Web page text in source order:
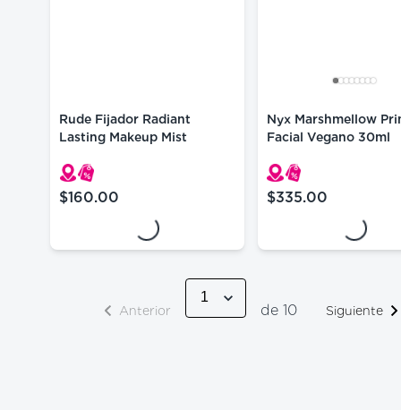
Rude Fijador Radiant
Lasting Makeup Mist
$160.00
precio actual $160.00
Loading...
Nyx Marshmellow
Facial Vegano 30ml
$335.00
precio actual
Loading...
Anterior de 10 Siguiente